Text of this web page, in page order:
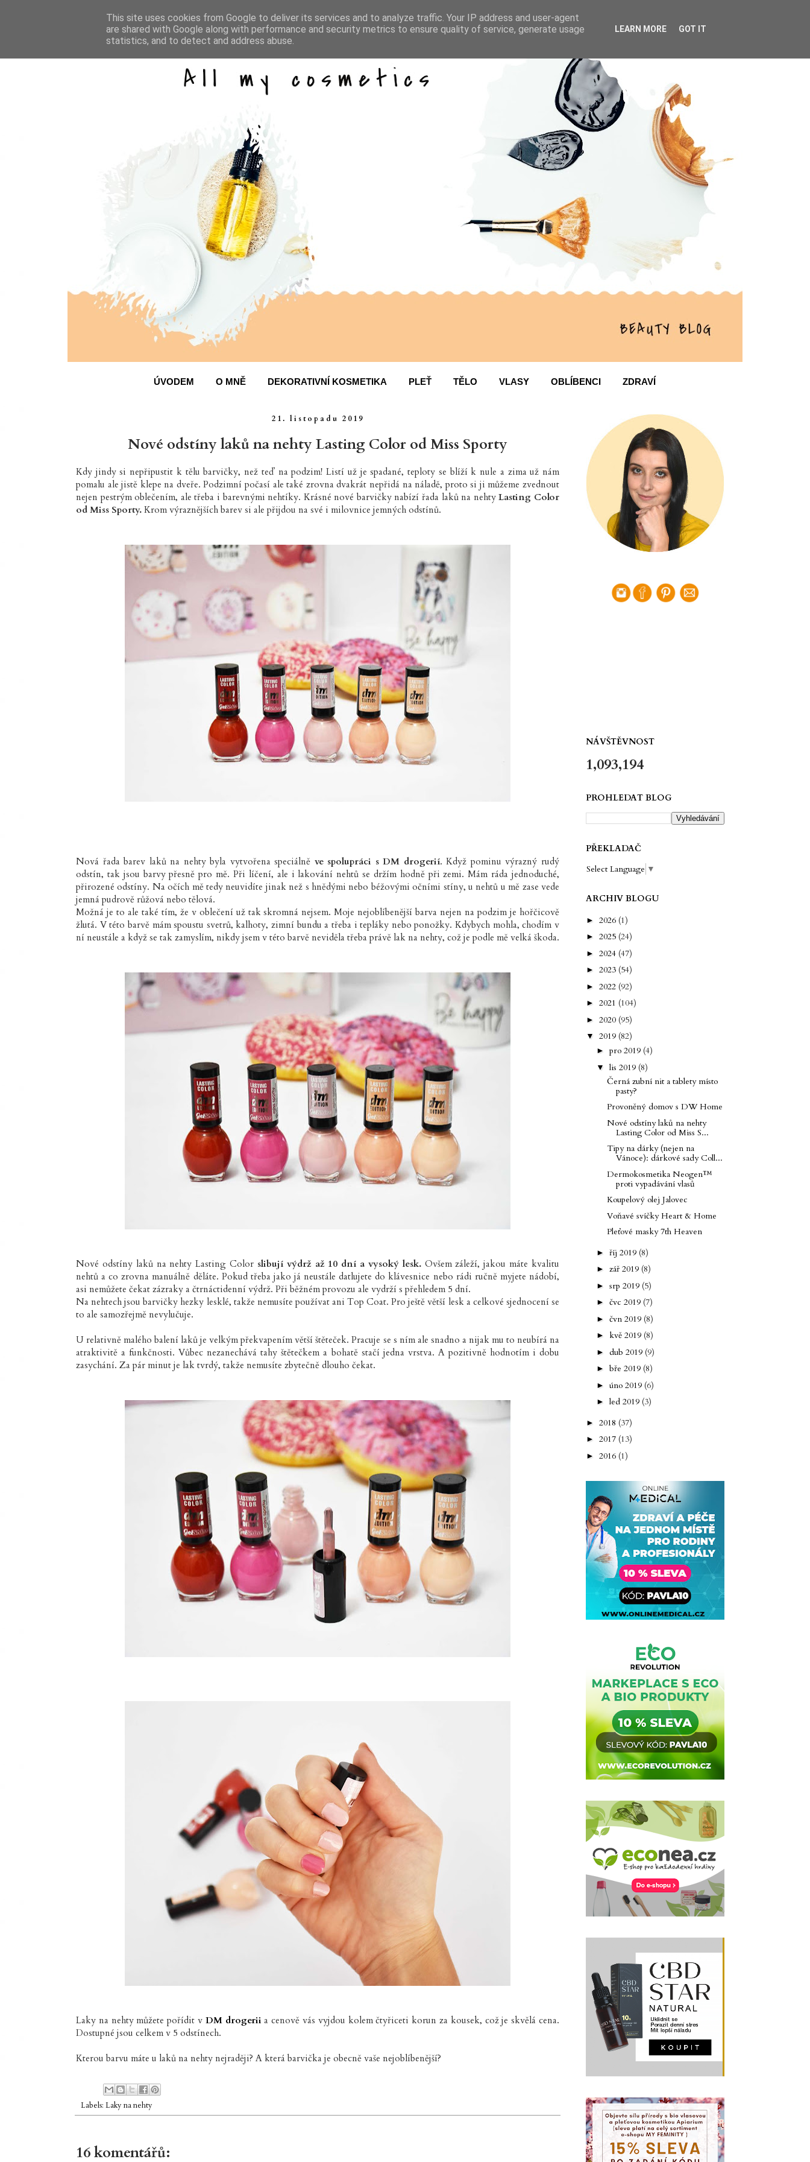
ÚVODEM O MNĚ DEKORATIVNÍ KOSMETIKA PLEŤ TĚLO VLASY OBLÍBENCI ZDRAVÍ
21. listopadu 2019
Nové odstíny laků na nehty Lasting Color od Miss Sporty
Kdy jindy si nepřipustit k tělu barvičky, než teď na podzim! Listí už je spadané, teploty se blíží k nule a zima už nám
pomalu ale jistě klepe na dveře. Podzimní počasí ale také zrovna dvakrát nepřidá na náladě, proto si ji můžeme zvednout
nejen pestrým oblečením, ale třeba i barevnými nehtíky. Krásné nové barvičky nabízí řada laků na nehtyLasting Color
od Miss Sporty.Krom výraznějších barev si ale přijdou na své i milovnice jemných odstínů.
Nová řada barev laků na nehty byla vytvořena speciálně ve spolupráci s DM drogerií. Když pominu výrazný rudý
odstín, tak jsou barvy přesně pro mě. Při líčení, ale i lakování nehtů se držím hodně při zemi. Mám ráda jednoduché,
přirozené odstíny. Na očích mě tedy neuvidíte jinak než s hnědými nebo béžovými očními stíny, u nehtů u mě zase vede
jemná pudrově růžová nebo tělová.
Možná je to ale také tím, že v oblečení už tak skromná nejsem. Moje nejoblíbenější barva nejen na podzim je hořčicově
žlutá. V této barvě mám spoustu svetrů, kalhoty, zimní bundu a třeba i tepláky nebo ponožky. Kdybych mohla, chodím v
ní neustále a když se tak zamyslím, nikdy jsem v této barvě neviděla třeba právě lak na nehty, což je podle mě velká škoda.
Nové odstíny laků na nehty Lasting Color slibují výdrž až 10 dní a vysoký lesk.Ovšem záleží, jakou máte kvalitu
nehtů a co zrovna manuálně děláte. Pokud třeba jako já neustále datlujete do klávesnice nebo rádi ručně myjete nádobí,
asi nemůžete čekat zázraky a čtrnáctidenní výdrž. Při běžném provozu ale vydrží s přehledem 5 dní.
Na nehtech jsou barvičky hezky lesklé, takže nemusíte používat ani Top Coat. Pro ještě větší lesk a celkové sjednocení se
to ale samozřejmě nevylučuje.
U relativně malého balení laků je velkým překvapením větší štěteček. Pracuje se s ním ale snadno a nijak mu to neubírá na
atraktivitě a funkčnosti. Vůbec nezanechává tahy štětečkem a bohatě stačí jedna vrstva. A pozitivně hodnotím i dobu
zasychání. Za pár minut je lak tvrdý, takže nemusíte zbytečně dlouho čekat.
Laky na nehty můžete pořídit v DM drogerii a cenově vás vyjdou kolem čtyřiceti korun za kousek, což je skvělá cena.
Dostupné jsou celkem v 5 odstínech.
Kterou barvu máte u laků na nehty nejraději? A která barvička je obecně vaše nejoblíbenější?
Labels: Laky na nehty
16 komentářů:
NÁVŠTĚVNOST
1,093,194
PROHLEDAT BLOG
PŘEKLADAČ
Select Language ▼
ARCHIV BLOGU
► 2026 (1)
► 2025 (24)
► 2024 (47)
► 2023 (54)
► 2022 (92)
► 2021 (104)
► 2020 (95)
▼ 2019 (82)
► pro 2019 (4)
▼ lis 2019 (8)
Černá zubní nit a tablety místo
pasty?
Provoněný domov s DW Home
Nové odstíny laků na nehty
Lasting Color od Miss S...
Tipy na dárky (nejen na
Vánoce): dárkové sady Coll...
Dermokosmetika Neogen™
proti vypadávání vlasů
Koupelový olej Jalovec
Voňavé svíčky Heart & Home
Pleťové masky 7th Heaven
► říj 2019 (8)
► zář 2019 (8)
► srp 2019 (5)
► čvc 2019 (7)
► čvn 2019 (8)
► kvě 2019 (8)
► dub 2019 (9)
► bře 2019 (8)
► úno 2019 (6)
► led 2019 (3)
► 2018 (37)
► 2017 (13)
► 2016 (1)
This site uses cookies from Google to deliver its services and to analyze traffic. Your IP address and user-agent
are shared with Google along with performance and security metrics to ensure quality of service, generate usage
statistics, and to detect and address abuse.
LEARN MORE GOT IT